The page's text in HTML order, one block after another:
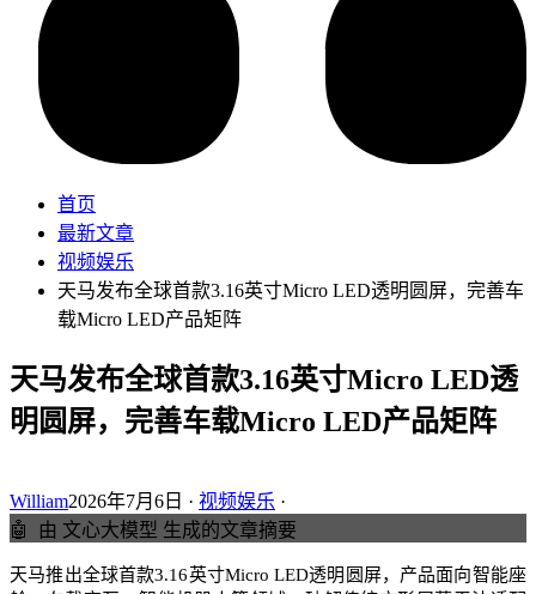
首页
最新文章
视频娱乐
天马发布全球首款3.16英寸Micro LED透明圆屏，完善车
载Micro LED产品矩阵
天马发布全球首款3.16英寸Micro LED透
明圆屏，完善车载Micro LED产品矩阵
William2026年7月6日 · 视频娱乐 ·
🤖
由 文心大模型 生成的文章摘要
天马推出全球首款3.16英寸Micro LED透明圆屏，产品面向智能座